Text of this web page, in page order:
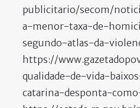
publicitario/secom/
a-menor-taxa-de-
segundo-atlas-da-
https://
qualidade-de-vida-
catarina-desponta-